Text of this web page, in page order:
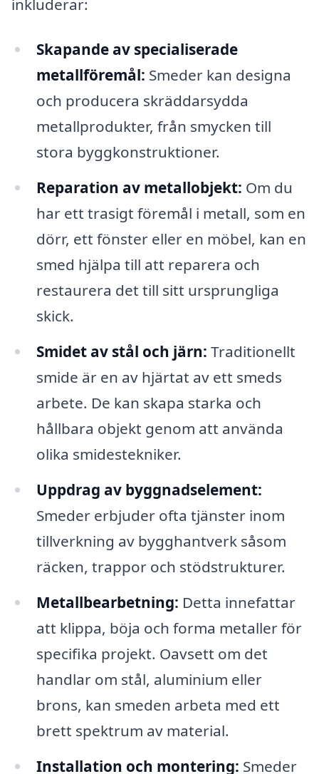
Skapande av specialiserade
metallföremål: Smeder kan designa
och producera skräddarsydda
metallprodukter, från smycken till
stora byggkonstruktioner.
Reparation av metallobjekt: Om du
har ett trasigt föremål i metall, som en
dörr, ett fönster eller en möbel, kan en
smed hjälpa till att reparera och
restaurera det till sitt ursprungliga
skick.
Smidet av stål och järn: Traditionellt
smide är en av hjärtat av ett smeds
arbete. De kan skapa starka och
hållbara objekt genom att använda
olika smidestekniker.
Uppdrag av byggnadselement:
Smeder erbjuder ofta tjänster inom
tillverkning av bygghantverk såsom
räcken, trappor och stödstrukturer.
Metallbearbetning: Detta innefattar
att klippa, böja och forma metaller för
specifika projekt. Oavsett om det
handlar om stål, aluminium eller
brons, kan smeden arbeta med ett
brett spektrum av material.
Installation och montering: Smeder